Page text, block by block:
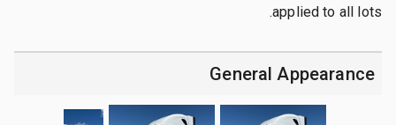
applied to all lots.
General Appearance